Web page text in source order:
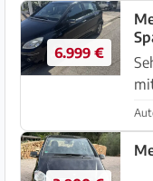
6.999 €